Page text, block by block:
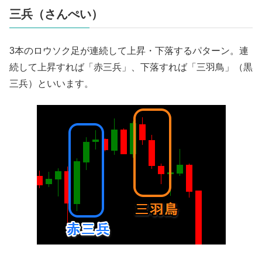
三兵（さんぺい）
3本のロウソク足が連続して上昇・下落するパターン。連
続して上昇すれば「赤三兵」、下落すれば「三羽鳥」（黒
三兵）といいます。